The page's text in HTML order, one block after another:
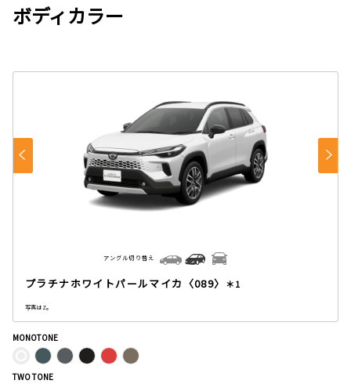
ボディカラー
プラチナホワイトパールマイカ〈089〉 ＊1
写真はZ。
アングル切り替え
MONOTONE
TWO TONE